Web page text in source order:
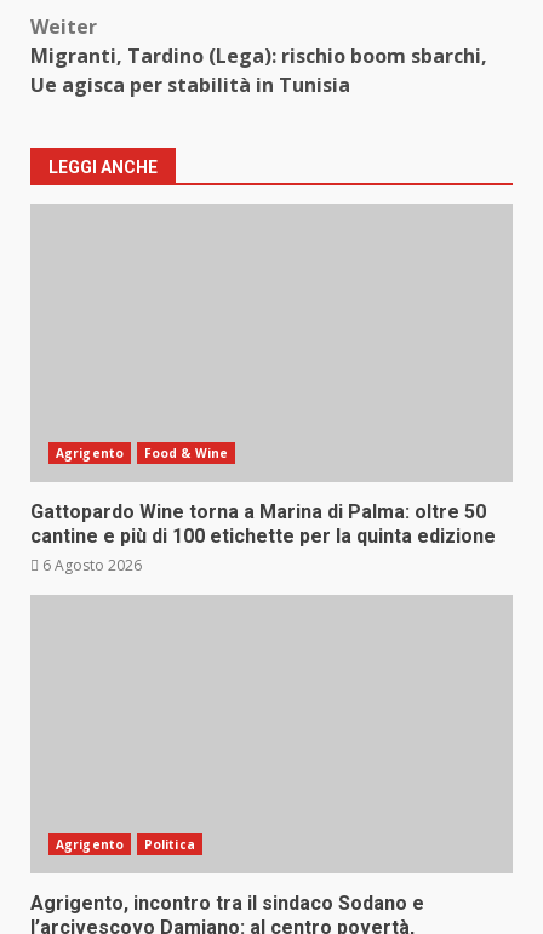
Weiter
Migranti, Tardino (Lega): rischio boom sbarchi,
Ue agisca per stabilità in Tunisia
LEGGI ANCHE
Agrigento Food & Wine
Gattopardo Wine torna a Marina di Palma: oltre 50
cantine e più di 100 etichette per la quinta edizione
6 Agosto 2026
Agrigento Politica
Agrigento, incontro tra il sindaco Sodano e
l’arcivescovo Damiano: al centro povertà,